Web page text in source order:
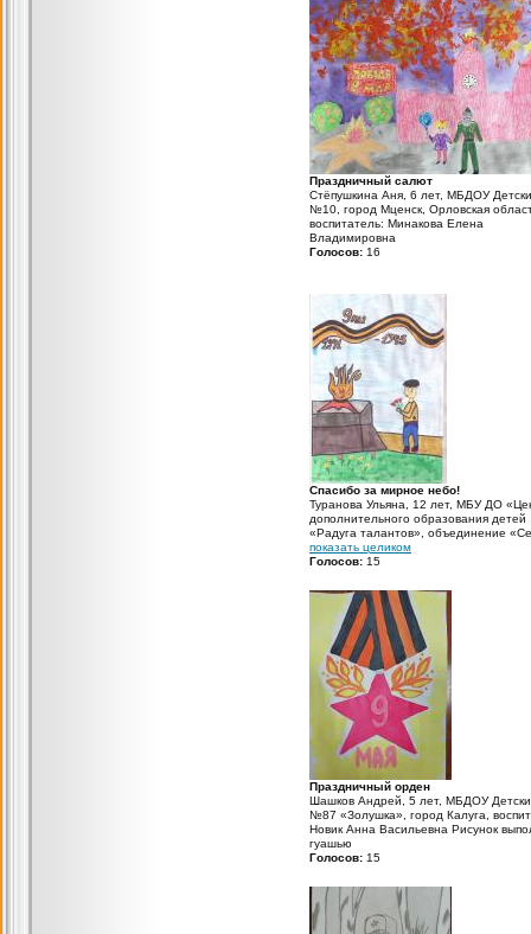
Праздничный салют
Стёпушкина Аня, 6 лет, МБДОУ
№10, город Мценск, Орловская
воспитатель: Минакова Елена
Владимировна
Голосов: 16
Спасибо за мирное небо!
Туранова Ульяна, 12 лет, МБУ ДО
дополнительного образования детей
«Радуга талантов», объединение
мое, село родное», село Барыкино-
Тарбагатайский район, Республика
Китаева Ольга Анатольевна
"юный художник"
показать целиком
Голосов: 15
Праздничный орден
Шашков Андрей, 5 лет, МБДОУ
№87 «Золушка», город Калуга,
Новик Анна Васильевна Рисунок
гуашью
Голосов: 15